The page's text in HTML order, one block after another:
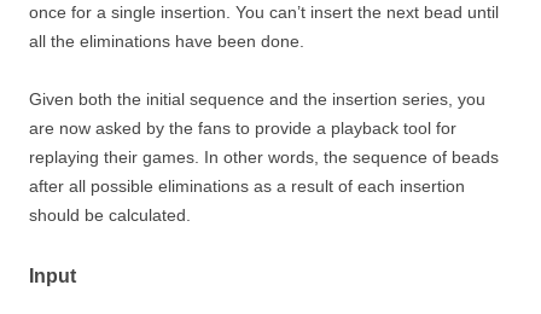
once for a single insertion. You can’t insert the next bead until
all the eliminations have been done.
Given both the initial sequence and the insertion series, you
are now asked by the fans to provide a playback tool for
replaying their games. In other words, the sequence of beads
after all possible eliminations as a result of each insertion
should be calculated.
Input